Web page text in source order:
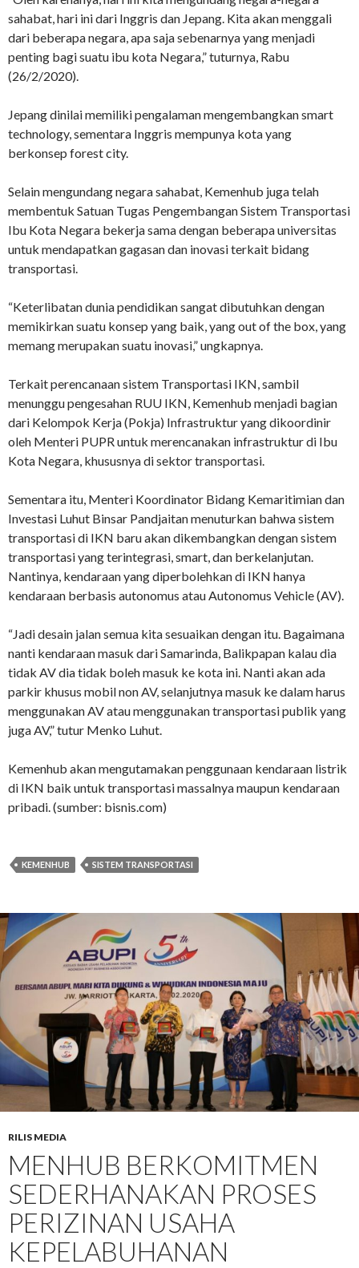
sahabat, hari ini dari Inggris dan Jepang. Kita akan menggali
dari beberapa negara, apa saja sebenarnya yang menjadi
penting bagi suatu ibu kota Negara,” tuturnya, Rabu
(26/2/2020).
Jepang dinilai memiliki pengalaman mengembangkan smart
technology, sementara Inggris mempunya kota yang
berkonsep forest city.
Selain mengundang negara sahabat, Kemenhub juga telah
membentuk Satuan Tugas Pengembangan Sistem Transportasi
Ibu Kota Negara bekerja sama dengan beberapa universitas
untuk mendapatkan gagasan dan inovasi terkait bidang
transportasi.
“Keterlibatan dunia pendidikan sangat dibutuhkan dengan
memikirkan suatu konsep yang baik, yang out of the box, yang
memang merupakan suatu inovasi,” ungkapnya.
Terkait perencanaan sistem Transportasi IKN, sambil
menunggu pengesahan RUU IKN, Kemenhub menjadi bagian
dari Kelompok Kerja (Pokja) Infrastruktur yang dikoordinir
oleh Menteri PUPR untuk merencanakan infrastruktur di Ibu
Kota Negara, khususnya di sektor transportasi.
Sementara itu, Menteri Koordinator Bidang Kemaritimian dan
Investasi Luhut Binsar Pandjaitan menuturkan bahwa sistem
transportasi di IKN baru akan dikembangkan dengan sistem
transportasi yang terintegrasi, smart, dan berkelanjutan.
Nantinya, kendaraan yang diperbolehkan di IKN hanya
kendaraan berbasis autonomus atau Autonomus Vehicle (AV).
“Jadi desain jalan semua kita sesuaikan dengan itu. Bagaimana
nanti kendaraan masuk dari Samarinda, Balikpapan kalau dia
tidak AV dia tidak boleh masuk ke kota ini. Nanti akan ada
parkir khusus mobil non AV, selanjutnya masuk ke dalam harus
menggunakan AV atau menggunakan transportasi publik yang
juga AV,” tutur Menko Luhut.
Kemenhub akan mengutamakan penggunaan kendaraan listrik
di IKN baik untuk transportasi massalnya maupun kendaraan
pribadi. (sumber: bisnis.com)
KEMENHUB SISTEM TRANSPORTASI
RILIS MEDIA
MENHUB BERKOMITMEN
SEDERHANAKAN PROSES
PERIZINAN USAHA
KEPELABUHANAN